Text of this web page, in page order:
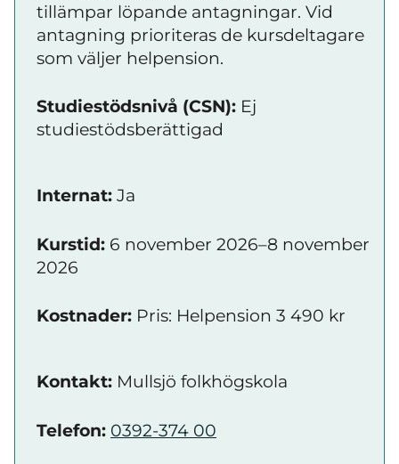
tillämpar löpande antagningar. Vid
antagning prioriteras de kursdeltagare
som väljer helpension.
Studiestödsnivå (CSN): Ej
studiestödsberättigad
Internat: Ja
Kurstid: 6 november 2026–8 november
2026
Kostnader: Pris: Helpension 3 490 kr
Kontakt: Mullsjö folkhögskola
Telefon: 0392-374 00